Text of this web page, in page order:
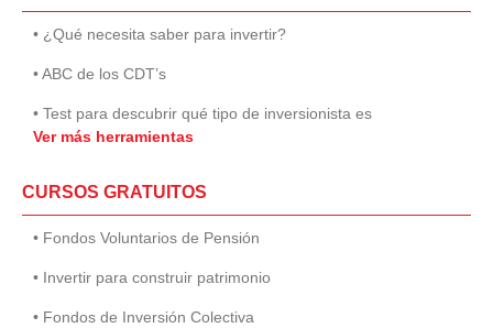
• ¿Qué necesita saber para invertir?
• ABC de los CDT’s
• Test para descubrir qué tipo de inversionista es
Ver más herramientas
CURSOS GRATUITOS
• Fondos Voluntarios de Pensión
• Invertir para construir patrimonio
• Fondos de Inversión Colectiva